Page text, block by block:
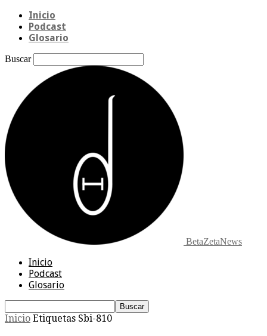
Inicio
Podcast
Glosario
Buscar
BetaZetaNews
Inicio
Podcast
Glosario
Inicio Etiquetas Sbi-810